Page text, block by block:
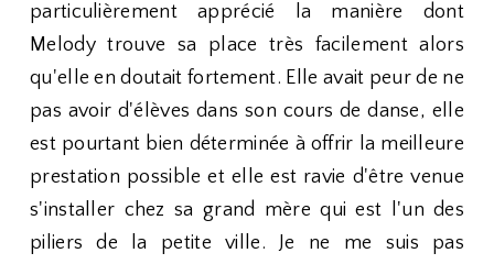
particulièrement apprécié la manière dont
Melody trouve sa place très facilement alors
qu'elle en doutait fortement. Elle avait peur de ne
pas avoir d'élèves dans son cours de danse, elle
est pourtant bien déterminée à offrir la meilleure
prestation possible et elle est ravie d'être venue
s'installer chez sa grand mère qui est l'un des
piliers de la petite ville. Je ne me suis pas